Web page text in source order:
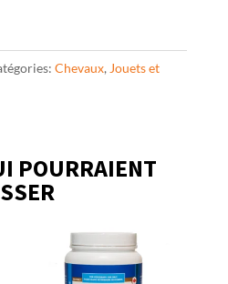
Chevaux, Jouets et
POURRAIENT